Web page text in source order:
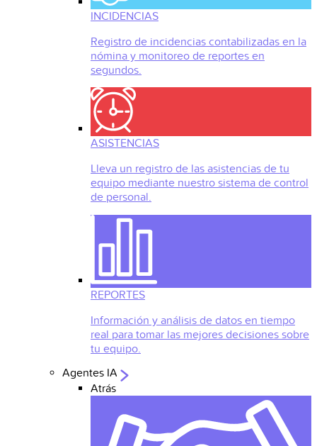
INCIDENCIAS
Registro de incidencias contabilizadas en la
nómina y monitoreo de reportes en
segundos.
ASISTENCIAS
Lleva un registro de las asistencias de tu
equipo mediante nuestro sistema de control
de personal.
REPORTES
Información y análisis de datos en tiempo
real para tomar las mejores decisiones sobre
tu equipo.
Agentes IA
Atrás